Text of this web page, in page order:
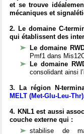
et se trouve
mécaniques et
2. Le domaine C-
qui établissent des
Le domaine
Pmf1 dans
Le domaine
consolidant ainsi
3. La région N-
MELT (Met-Glu-Leu-Thr)
4. KNL1 est aussi
couche externe qui :
stabilise de